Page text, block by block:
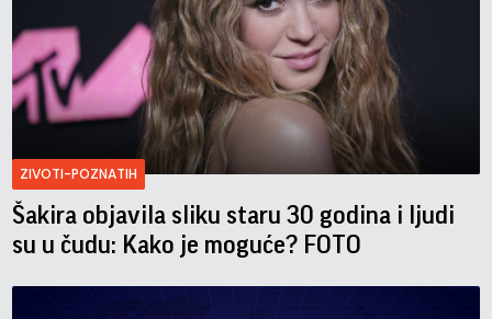
ZIVOTI-POZNATIH
Šakira objavila sliku staru 30 godina i ljudi
su u čudu: Kako je moguće? FOTO